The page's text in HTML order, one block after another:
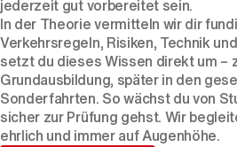
jederzeit gut vorbereitet sein.
In der Theorie vermitteln wir dir
Verkehrsregeln, Risiken, Technik
setzt du dieses Wissen direkt um –
Grundausbildung, später in den
Sonderfahrten. So wächst du von
sicher zur Prüfung gehst. Wir
ehrlich und immer auf Augenhöhe.